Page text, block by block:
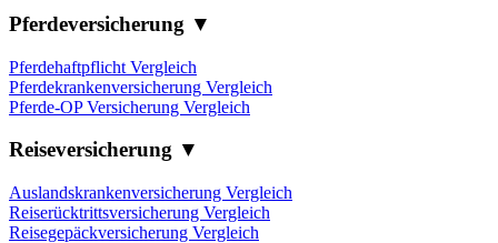
Pferdeversicherung ▼
Pferdehaftpflicht Vergleich
Pferdekrankenversicherung Vergleich
Pferde-OP Versicherung Vergleich
Reiseversicherung ▼
Auslandskrankenversicherung Vergleich
Reiserücktrittsversicherung Vergleich
Reisegepäckversicherung Vergleich